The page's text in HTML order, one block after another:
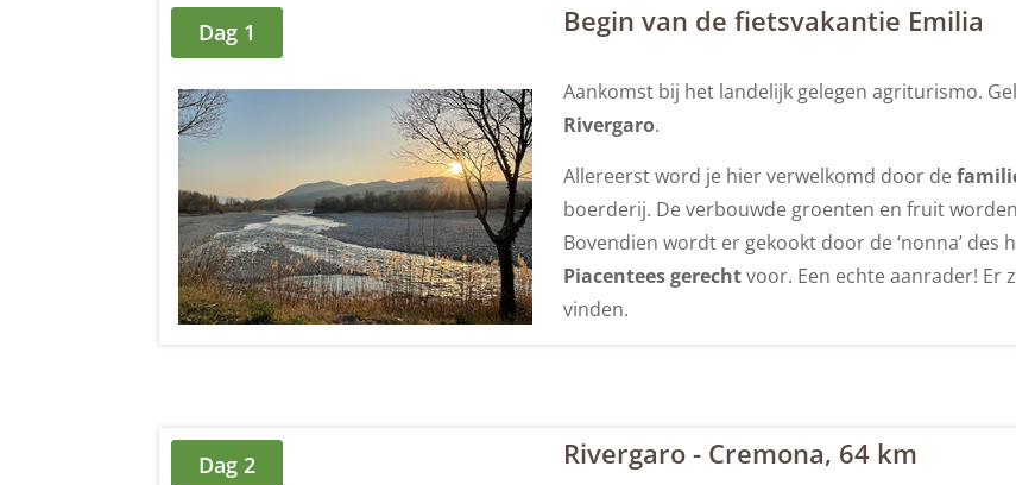
Dag 1 Begin van de fietsvakantie Emilia
Aankomst bij het landelijk gelegen agriturismo.
Rivergaro.
Allereerst word je hier verwelkomd door de
boerderij. De verbouwde groenten en fruit
Bovendien wordt er gekookt door de ‘nonna’ des
Piacentees gerechtvoor. Een echte aanrader! Er
vinden.
Dag 2 Rivergaro - Cremona, 64 km